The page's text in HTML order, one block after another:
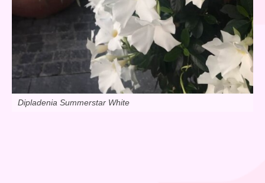
Dipladenia Summerstar White